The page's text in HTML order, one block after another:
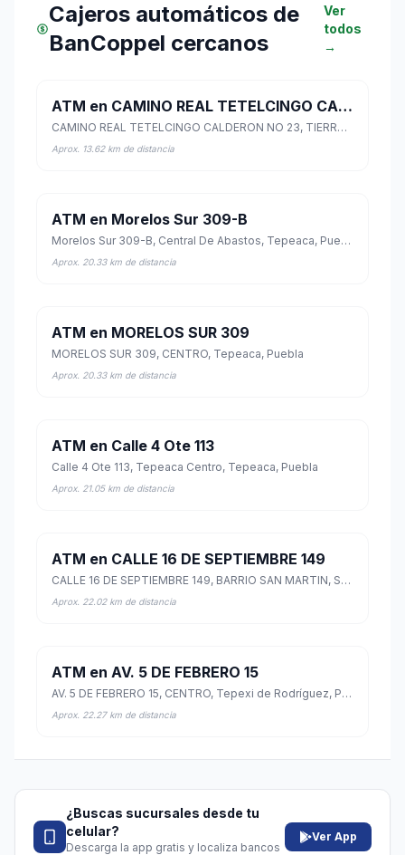
Cajeros automáticos de
BanCoppel cercanos
Ver
todos
→
ATM en CAMINO REAL TETELCINGO CALDERON NO 23
CAMINO REAL TETELCINGO CALDERON NO 23, TIERRA LARGA, Amacuzac, Morelos
Aprox. 13.62 km de distancia
ATM en Morelos Sur 309-B
Morelos Sur 309-B, Central De Abastos, Tepeaca, Puebla
Aprox. 20.33 km de distancia
ATM en MORELOS SUR 309
MORELOS SUR 309, CENTRO, Tepeaca, Puebla
Aprox. 20.33 km de distancia
ATM en Calle 4 Ote 113
Calle 4 Ote 113, Tepeaca Centro, Tepeaca, Puebla
Aprox. 21.05 km de distancia
ATM en CALLE 16 DE SEPTIEMBRE 149
CALLE 16 DE SEPTIEMBRE 149, BARRIO SAN MARTIN, San Salvador Huixcolotla, Puebla
Aprox. 22.02 km de distancia
ATM en AV. 5 DE FEBRERO 15
AV. 5 DE FEBRERO 15, CENTRO, Tepexi de Rodríguez, Puebla
Aprox. 22.27 km de distancia
¿Buscas sucursales desde tu
celular?
Descarga la app gratis y localiza bancos
Ver App